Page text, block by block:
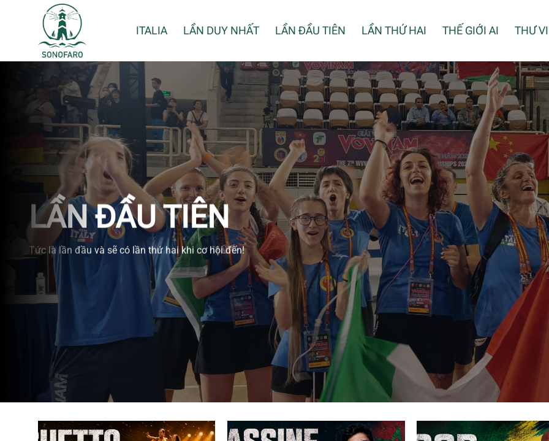
ITALIA LẦN DUY NHẤT LẦN ĐẦU TIÊN LẦN THỨ HAI THẾ GIỚI AI THƯ
LẦN ĐẦU TIÊN
Tức là lần đầu và sẽ có lần thứ hai khi cơ hội đến!